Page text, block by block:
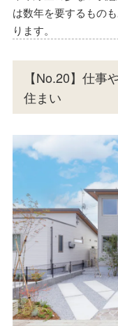
は数年を要するもの
ります。
【No.20】仕事
住まい